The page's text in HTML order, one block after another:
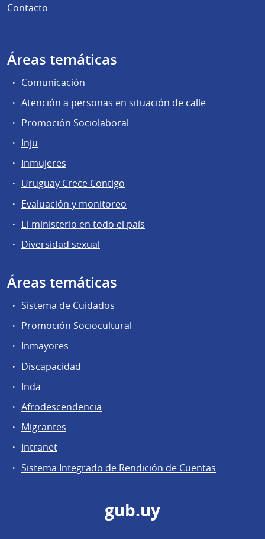
Contacto
Áreas temáticas
Comunicación
Atención a personas en situación de calle
Promoción Sociolaboral
Inju
Inmujeres
Uruguay Crece Contigo
Evaluación y monitoreo
El ministerio en todo el país
Diversidad sexual
Áreas temáticas
Sistema de Cuidados
Promoción Sociocultural
Inmayores
Discapacidad
Inda
Afrodescendencia
Migrantes
Intranet
Sistema Integrado de Rendición de Cuentas
gub.uy